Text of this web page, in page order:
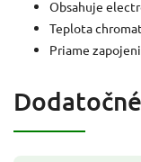
Obsahuje
Teplota
Priame